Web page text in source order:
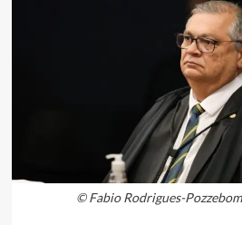
© Fabio Rodrigues-